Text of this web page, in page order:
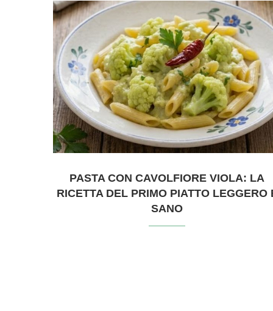
PASTA CON CAVOLFIORE VIOLA: LA
RICETTA DEL PRIMO PIATTO LEGGERO
SANO